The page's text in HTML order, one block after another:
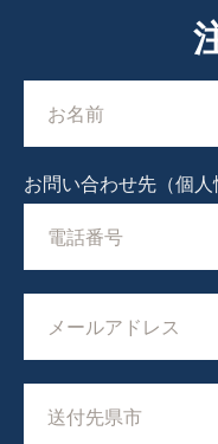
お問い合わせ先（個人